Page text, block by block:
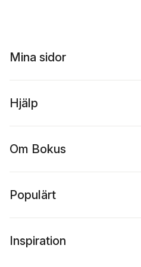
Mina sidor
Hjälp
Om Bokus
Populärt
Inspiration